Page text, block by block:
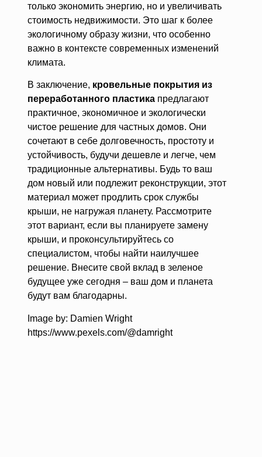
только экономить энергию, но и увеличивать
стоимость недвижимости. Это шаг к более
экологичному образу жизни, что особенно
важно в контексте современных изменений
климата.
В заключение, кровельные покрытия из
переработанного пластикапредлагают
практичное, экономичное и экологически
чистое решение для частных домов. Они
сочетают в себе долговечность, простоту и
устойчивость, будучи дешевле и легче, чем
традиционные альтернативы. Будь то ваш
дом новый или подлежит реконструкции, этот
материал может продлить срок службы
крыши, не нагружая планету. Рассмотрите
этот вариант, если вы планируете замену
крыши, и проконсультируйтесь со
специалистом, чтобы найти наилучшее
решение. Внесите свой вклад в зеленое
будущее уже сегодня – ваш дом и планета
будут вам благодарны.
Image by: Damien Wright
https://www.pexels.com/@damright